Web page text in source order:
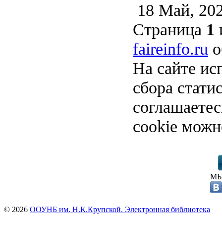
18 Май,
Страница 1
faireinfo.ru
На сайте
сбора
cookie
© 2026 ООУНБ им. Н.К.Крупской. Электронная библиотека